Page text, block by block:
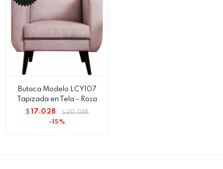
Butaca Modelo LCY107
Tapizada en Tela - Rosa
$ 17.028 $ 20.038
15